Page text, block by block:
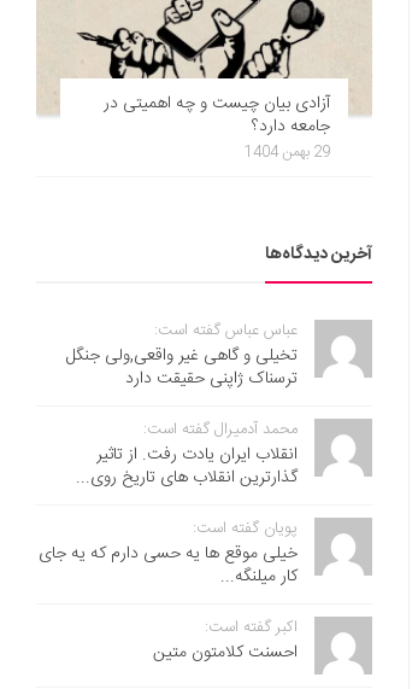
آزادی بیان چیست و چه اهمیتی در
جامعه دارد؟
29 بهمن 1404
آخرین دیدگاه‌ها
عباس عباس گفته است:
تخیلی و گاهی غیر واقعی,ولی جنگل
ترسناک ژاپنی حقیقت دارد
محمد آدمیرال گفته است:
انقلاب ایران یادت رفت. از تاثیر
گذارترین انقلاب های تاریخ روی...
پویان گفته است:
خیلی موقع ها یه حسی دارم که یه جای
کار میلنگه...
اکبر گفته است:
احسنت ‌کلامتون متین